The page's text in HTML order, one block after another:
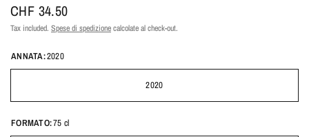
CHF 34.50
Tax included. Spese di spedizionecalcolate al check-out.
ANNATA:2020
2020
FORMATO:75 cl